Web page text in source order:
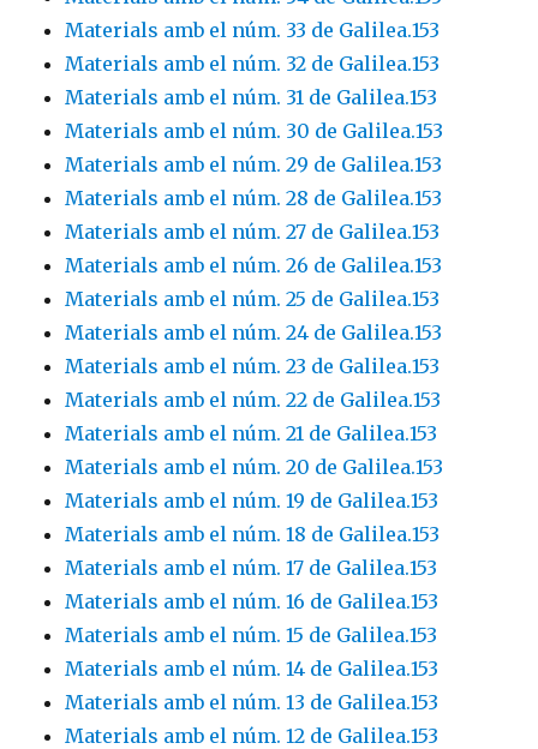
Materials amb el núm. 33 de Galilea.153
Materials amb el núm. 32 de Galilea.153
Materials amb el núm. 31 de Galilea.153
Materials amb el núm. 30 de Galilea.153
Materials amb el núm. 29 de Galilea.153
Materials amb el núm. 28 de Galilea.153
Materials amb el núm. 27 de Galilea.153
Materials amb el núm. 26 de Galilea.153
Materials amb el núm. 25 de Galilea.153
Materials amb el núm. 24 de Galilea.153
Materials amb el núm. 23 de Galilea.153
Materials amb el núm. 22 de Galilea.153
Materials amb el núm. 21 de Galilea.153
Materials amb el núm. 20 de Galilea.153
Materials amb el núm. 19 de Galilea.153
Materials amb el núm. 18 de Galilea.153
Materials amb el núm. 17 de Galilea.153
Materials amb el núm. 16 de Galilea.153
Materials amb el núm. 15 de Galilea.153
Materials amb el núm. 14 de Galilea.153
Materials amb el núm. 13 de Galilea.153
Materials amb el núm. 12 de Galilea.153